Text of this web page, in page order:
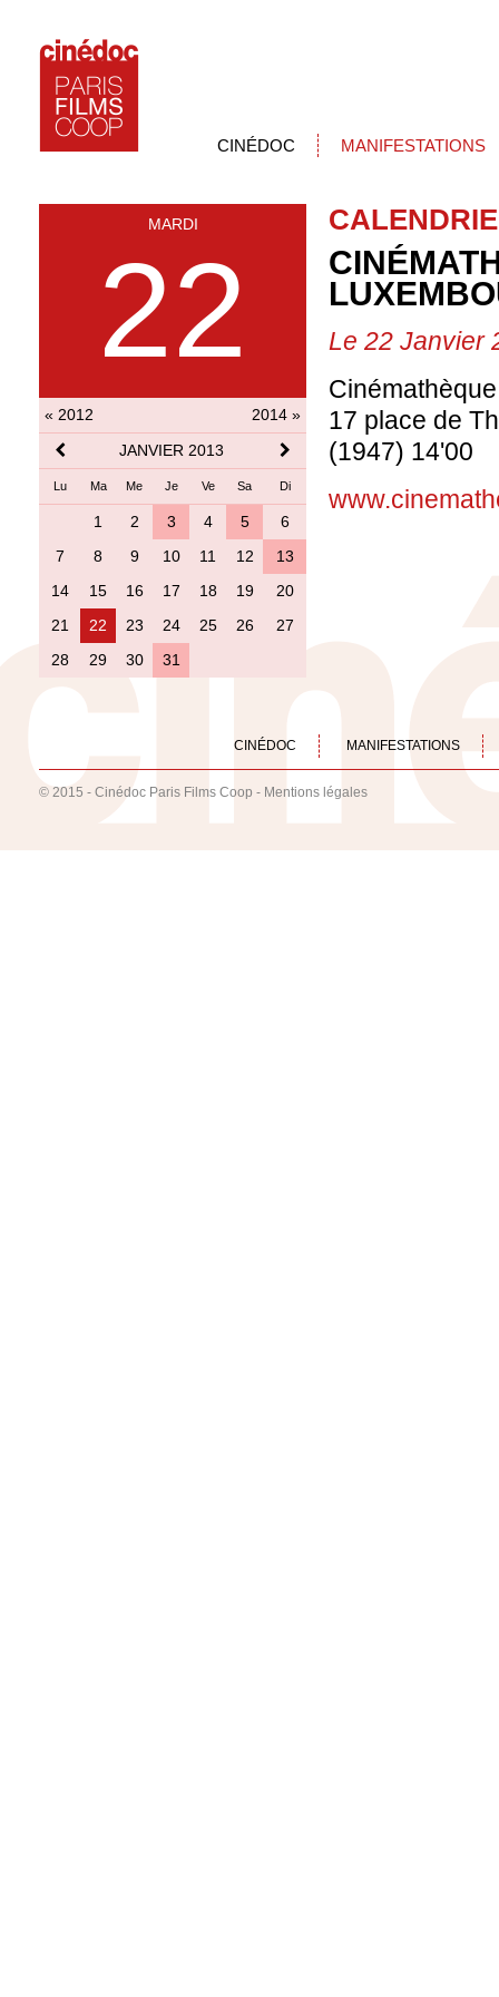
CINÉDOC MANIFESTATIONS
MARDI
22
« 2012
2014 »
JANVIER 2013
Lu Ma Me Je Ve Sa Di
1 2 3 4 5
6
7
8 9 10 11 12
13
14
15 16 17 18 19
20
21
22 23 24 25 26
27
28
29 30 31
Le 22 Janvier
17 place de
(1947) 14'00
CINÉDOC MANIFESTATIONS
© 2015 - Cinédoc Paris Films Coop - Mentions légales